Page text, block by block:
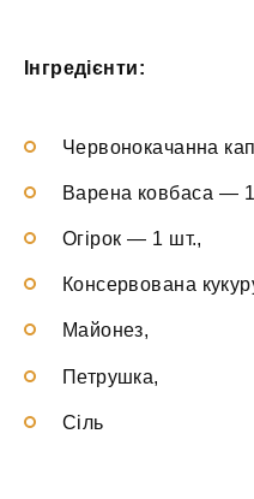
Інгредієнти:
Червонокачанна
Варена ковбаса —
Огірок — 1 шт.,
Консервована
Майонез,
Петрушка,
Сіль